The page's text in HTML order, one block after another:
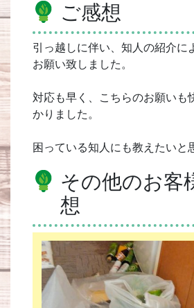
ご感想
引っ越しに伴い、知人の紹介に
お願い致しました。
対応も早く、こちらのお願いも
かりました。
困っている知人にも教えたいと
その他のお客
想